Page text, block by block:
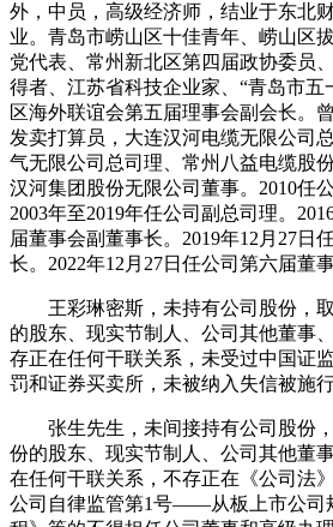
外，中员，高级经济师，结业于东北
业。青岛市崂山区十佳青年、崂山区
党代表、常州新北区第四届政协委员
得者、江苏省科技企业家、“青岛市五
区海外联谊会第五届理事会副会长。
发卖打算员，大连汉河电缆无限公司
气无限公司总司理、常州八益电缆股
汉河集团股份无限公司董事。2010任
2003年至2019年任公司副总司理。
届董事会副董事长。2019年12月27日
长。2022年12月27日任公司第六届董
王彩琳密斯，未持有公司股份，取
的股东、现实节制人、公司其他董事
存正在任何干联关系，未受过中国证
罚和证券买卖所，未被纳入失信被施行
张生先生，未间接持有公司股份，
份的股东、现实节制人、公司其他董
在任何干联关系，不存正在《公司法
公司自律监管第1号——从板上市公司